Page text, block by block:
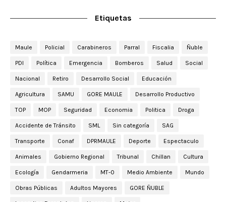
Etiquetas
Maule Policial Carabineros Parral Fiscalia Ñuble
PDI Política Emergencia Bomberos Salud Social
Nacional Retiro Desarrollo Social Educación
Agricultura SAMU GORE MAULE Desarrollo Productivo
TOP MOP Seguridad Economia Politica Droga
Accidente de Tránsito SML Sin categoría SAG
Transporte Conaf DPRMAULE Deporte Espectaculo
Animales Gobierno Regional Tribunal Chillan Cultura
Ecología Gendarmeria MT-0 Medio Ambiente Mundo
Obras Públicas Adultos Mayores GORE ÑUBLE